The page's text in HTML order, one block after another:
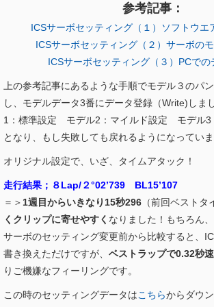
参考記事：
ICSサーボセッティング（１）ソフトウエ
ICSサーボセッティング（２）サーボの
ICSサーボセッティング（３）PCでの
上の参考記事にあるような手順でモデル３のパ
し、モデルデータ3番にデータ登録（Write)しま
1：標準設定 モデル2：マイルド設定 モデル3
となり、もし失敗しても戻れるようになっていま
オリジナル設定で、いざ、タイムアタック！
走行結果；８Lap/２°02’739 BL15’107
＝＞ 1週目からいきなり15秒296 （前回ベストタ
くクリップに寄せやすく なりました！もちろん
サーボのセッティング変更前から比較すると、
書き換えただけですが、 ベストラップで0.32秒
りご機嫌なフィーリングです。
この時のセッティングデータはこちらからダウ